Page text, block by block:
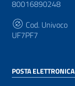
80016890248
Cod. Univoco
UF7PF7
POSTA ELETTRONICA